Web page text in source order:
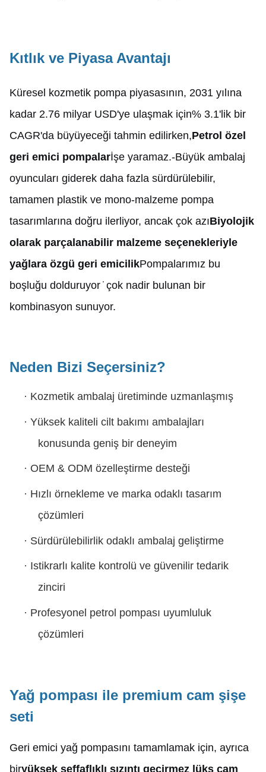
Kıtlık ve Piyasa Avantajı
Küresel kozmetik pompa piyasasının, 2031 yılına
kadar 2.76 milyar USD'ye ulaşmak için% 3.1'lik bir
CAGR'da büyüyeceği tahmin edilirken,Petrol özel
geri emici pompalarİşe yaramaz.-Büyük ambalaj
oyuncuları giderek daha fazla sürdürülebilir,
tamamen plastik ve mono-malzeme pompa
tasarımlarına doğru ilerliyor, ancak çok azıBiyolojik
olarak parçalanabilir malzeme seçenekleriyle
yağlara özgü geri emicilikPompalarımız bu
boşluğu dolduruyor ̇ çok nadir bulunan bir
kombinasyon sunuyor.
Neden Bizi Seçersiniz?
· Kozmetik ambalaj üretiminde uzmanlaşmış
· Yüksek kaliteli cilt bakımı ambalajları
konusunda geniş bir deneyim
· OEM & ODM özelleştirme desteği
· Hızlı örnekleme ve marka odaklı tasarım
çözümleri
· Sürdürülebilirlik odaklı ambalaj geliştirme
· Istikrarlı kalite kontrolü ve güvenilir tedarik
zinciri
· Profesyonel petrol pompası uyumluluk
çözümleri
Yağ pompası ile premium cam şişe
seti
Geri emici yağ pompasını tamamlamak için, ayrıca
biryüksek şeffaflıklı sızıntı geçirmez lüks cam